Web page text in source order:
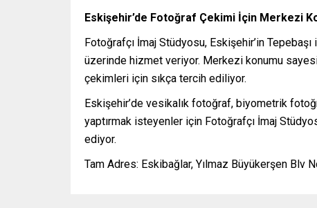
Eskişehir’de Fotoğraf Çekimi İçin Merkezi
Fotoğrafçı İmaj Stüdyosu, Eskişehir’in
üzerinde hizmet veriyor. Merkezi konumu
çekimleri için sıkça tercih ediliyor.
Eskişehir’de vesikalık fotoğraf, biyometrik
yaptırmak isteyenler için Fotoğrafçı İmaj
ediyor.
Tam Adres: Eskibağlar, Yılmaz Büyükerşen Blv